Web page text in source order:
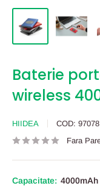
Baterie
wireless
HIIDEA COD: 97078
Fara
Capacitate: 4000mAh